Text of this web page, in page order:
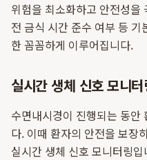
위험을 최소화하고 안전성을
전 금식 시간 준수 여부 등
한 꼼꼼하게 이루어집니다.
실시간 생체 신호 모니
수면내시경이 진행되는 동안
다. 이때 환자의 안전을 보장
실시간 생체 신호 모니터링입